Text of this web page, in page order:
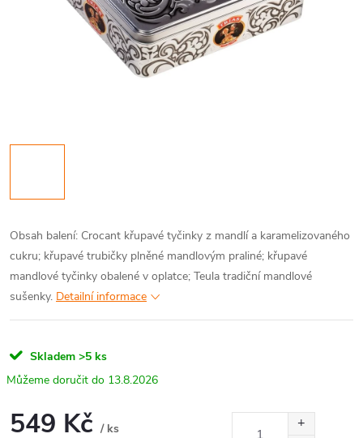
Obsah balení: Crocant křupavé tyčinky z mandlí a karamelizovaného
cukru; křupavé trubičky plněné mandlovým praliné; křupavé
mandlové tyčinky obalené v oplatce; Teula tradiční mandlové
sušenky. Detailní informace
Skladem >5 ks
13.8.2026
549 Kč / ks